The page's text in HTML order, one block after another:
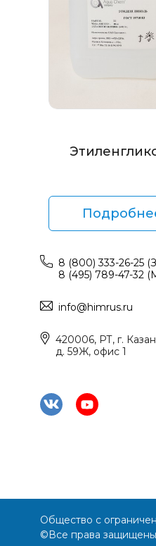
8 (800) 333-26-25
8 (495) 789-47-32
info@himrus.ru
420006, РТ, г.
д. 59Ж, офис 1
Общество с
©Все права